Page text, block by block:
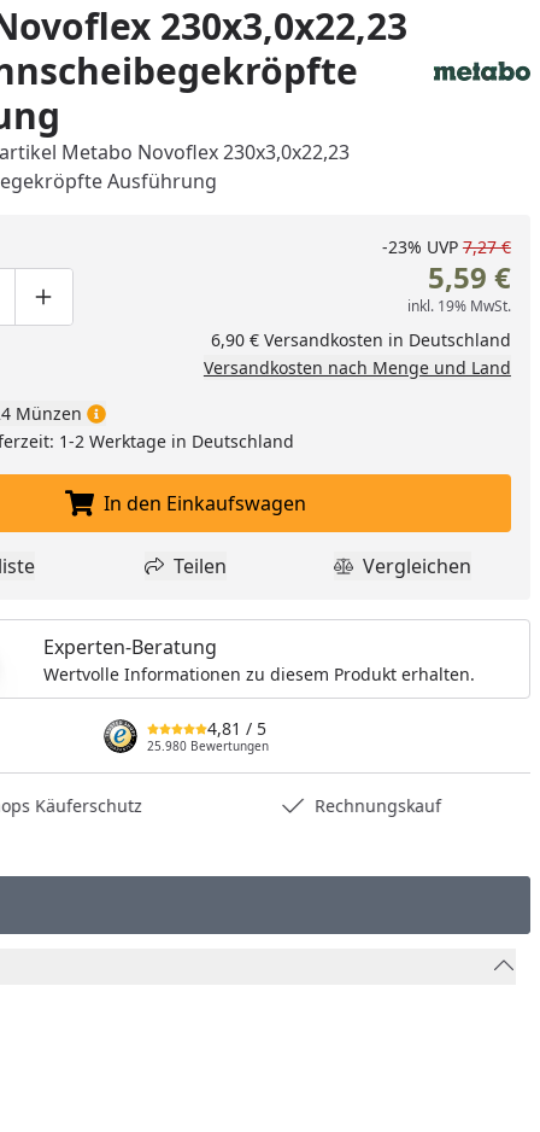
230x3,0x22,23
Metabo Novoflex 230x3,0x22,23
Ausführung
um eins verringern
manuell eingeben
Produktmenge um eins erhöhen
-23% UVP 7,27 €
5,59 €
inkl. 19% MwSt.
6,90 € Versandkosten in Deutschland
Versandkosten nach Menge und Land
Münzen
1-2 Werktage in Deutschland
In den Einkaufswagen legen
In den Einkaufswagen
zur Wunschliste hinzufügen
Teilen
Teilen Produkt
Vergleichen
Experten-Beratung
Wertvolle Informationen zu diesem Produkt erhalten.
4,81 / 5
25.980 Bewertungen
Käuferschutz Rechnungskauf